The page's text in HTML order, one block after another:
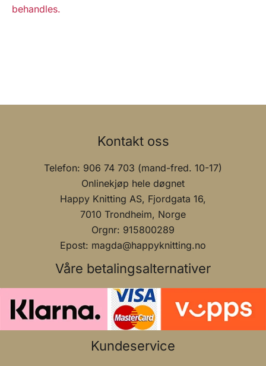
behandles.
Kontakt oss
Telefon: 906 74 703 (mand-fred. 10-17)
Onlinekjøp hele døgnet
Happy Knitting AS, Fjordgata 16,
7010 Trondheim, Norge
Orgnr: 915800289
Epost: magda@happyknitting.no
Våre betalingsalternativer
Kundeservice